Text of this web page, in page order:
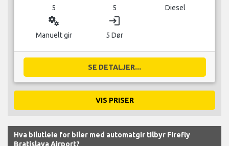
5 5 Diesel
miscellaneous_services
Manuelt gir
login
5 Dør
SE DETALJER...
VIS PRISER
Hva bilutleie for biler med automatgir tilbyr Firefly
Bratislava Airport?